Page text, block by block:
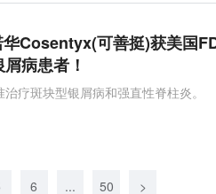
Cosentyx(可善挺)获美国
病患者！
治疗斑块型银屑病和强直性脊柱炎。
6 ... 50 >